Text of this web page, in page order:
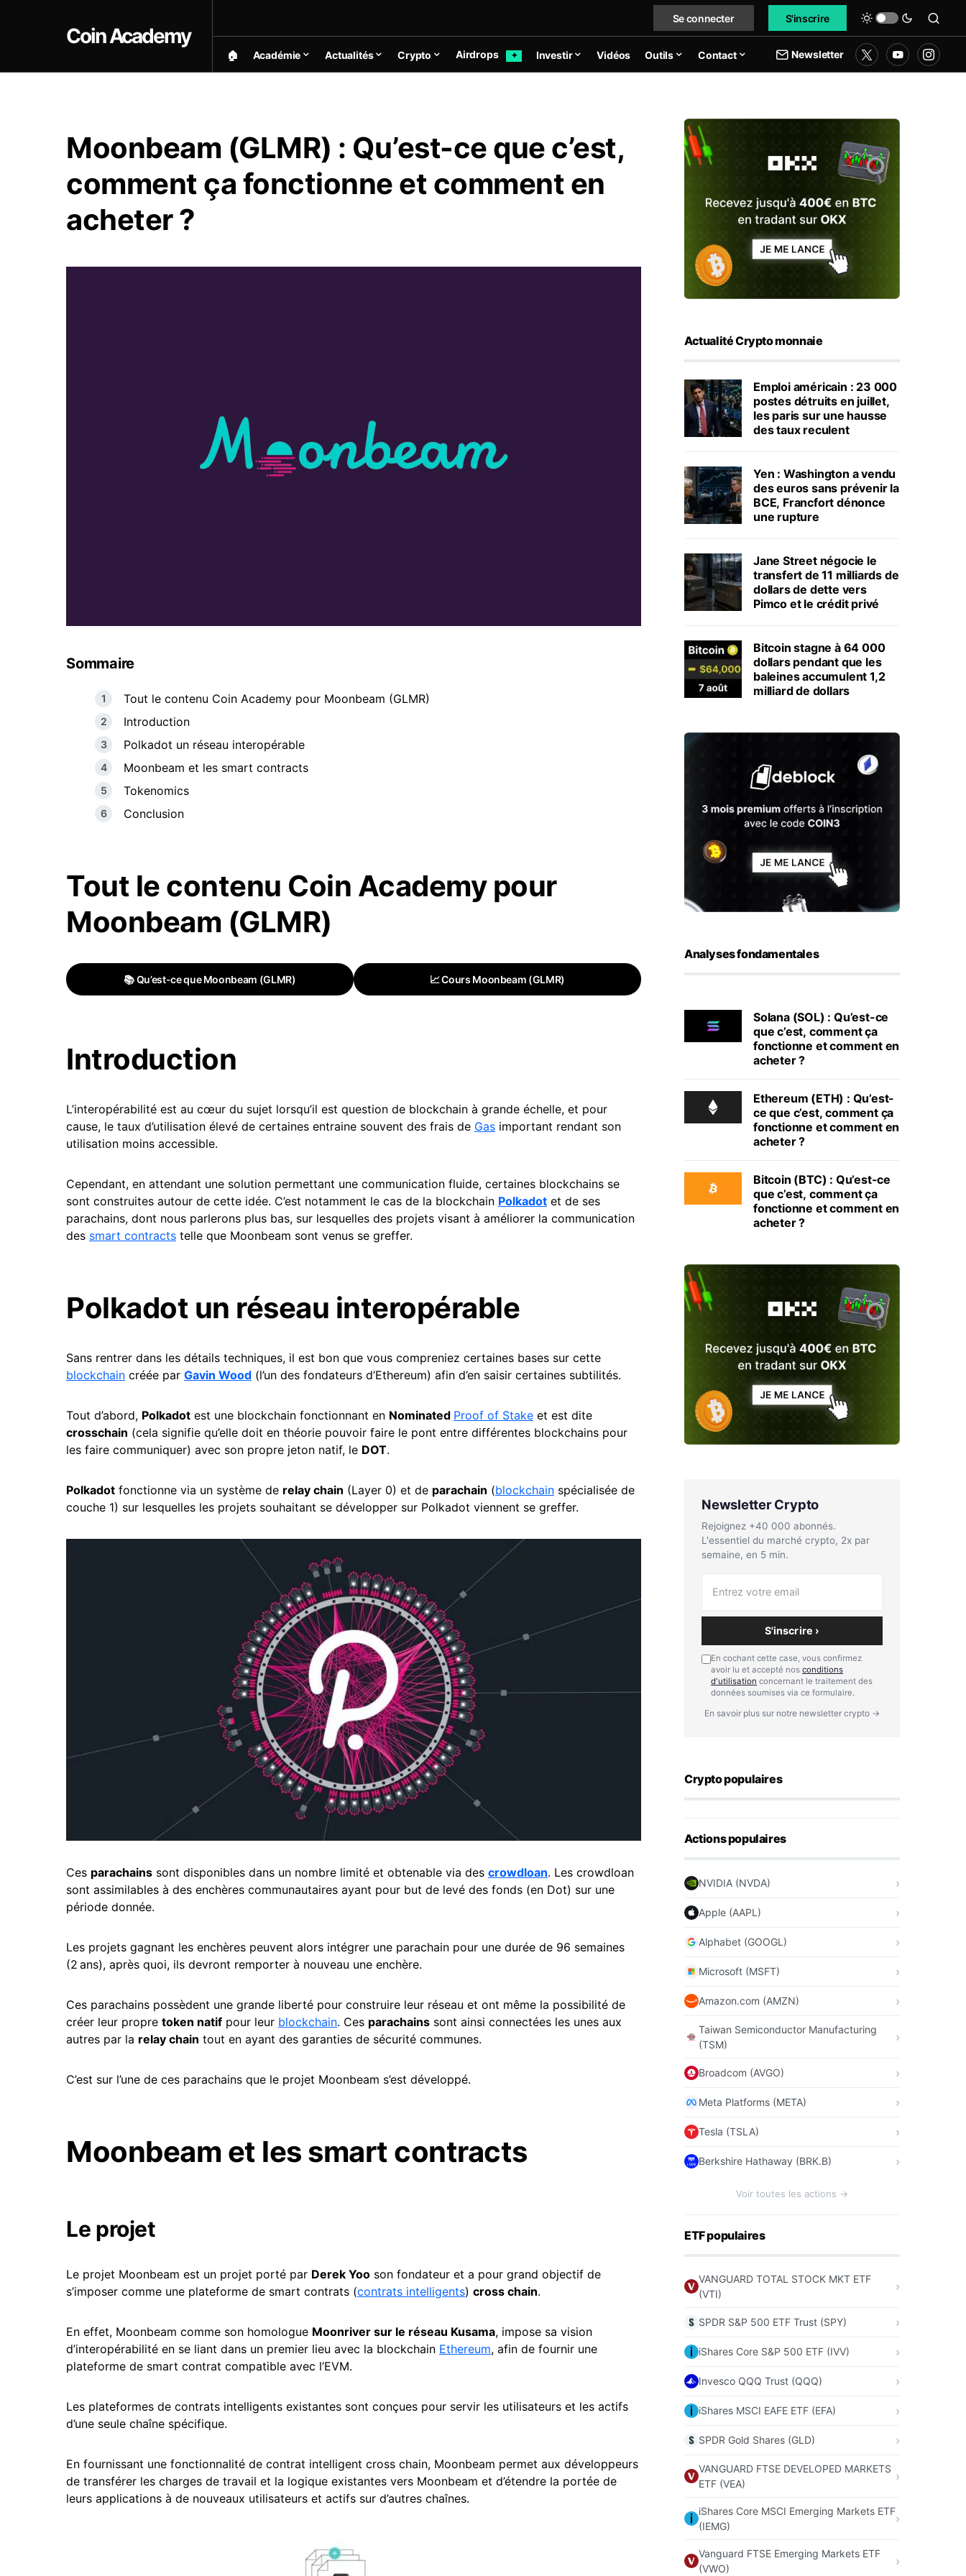
Coin Academy
Se connecter S'inscrire
🏠︎ Académie Actualités Crypto Airdrops ✦ Investir Vidéos Outils Contact Newsletter
Moonbeam (GLMR) : Qu’est-ce que c’est,
comment ça fonctionne et comment en
acheter ?
Sommaire
Tout le contenu Coin Academy pour Moonbeam (GLMR)
Introduction
Polkadot un réseau interopérable
Moonbeam et les smart contracts
Tokenomics
Conclusion
Tout le contenu Coin Academy pour
Moonbeam (GLMR)
📚 Qu’est-ce que Moonbeam (GLMR) 📈 Cours Moonbeam (GLMR)
Introduction
L’interopérabilité est au cœur du sujet lorsqu’il est question de blockchain à grande échelle, et pour
cause, le taux d’utilisation élevé de certaines entraine souvent des frais de Gas important rendant son
utilisation moins accessible.
Cependant, en attendant une solution permettant une communication fluide, certaines blockchains se
sont construites autour de cette idée. C’est notamment le cas de la blockchain Polkadot et de ses
parachains, dont nous parlerons plus bas, sur lesquelles des projets visant à améliorer la communication
des smart contracts telle que Moonbeam sont venus se greffer.
Polkadot un réseau interopérable
Sans rentrer dans les détails techniques, il est bon que vous compreniez certaines bases sur cette
blockchain créée par Gavin Wood (l’un des fondateurs d’Ethereum) afin d’en saisir certaines subtilités.
Tout d’abord, Polkadot est une blockchain fonctionnant en Nominated Proof of Stake et est dite
crosschain (cela signifie qu’elle doit en théorie pouvoir faire le pont entre différentes blockchains pour
les faire communiquer) avec son propre jeton natif, le DOT.
Polkadot fonctionne via un système de relay chain (Layer 0) et de parachain (blockchain spécialisée de
couche 1) sur lesquelles les projets souhaitant se développer sur Polkadot viennent se greffer.
Ces parachains sont disponibles dans un nombre limité et obtenable via des crowdloan. Les crowdloan
sont assimilables à des enchères communautaires ayant pour but de levé des fonds (en Dot) sur une
période donnée.
Les projets gagnant les enchères peuvent alors intégrer une parachain pour une durée de 96 semaines
(2 ans), après quoi, ils devront remporter à nouveau une enchère.
Ces parachains possèdent une grande liberté pour construire leur réseau et ont même la possibilité de
créer leur propre token natif pour leur blockchain. Ces parachains sont ainsi connectées les unes aux
autres par la relay chain tout en ayant des garanties de sécurité communes.
C’est sur l’une de ces parachains que le projet Moonbeam s’est développé.
Moonbeam et les smart contracts
Le projet
Le projet Moonbeam est un projet porté par Derek Yoo son fondateur et a pour grand objectif de
s’imposer comme une plateforme de smart contrats (contrats intelligents) cross chain.
En effet, Moonbeam comme son homologue Moonriver sur le réseau Kusama, impose sa vision
d’interopérabilité en se liant dans un premier lieu avec la blockchain Ethereum, afin de fournir une
plateforme de smart contrat compatible avec l’EVM.
Les plateformes de contrats intelligents existantes sont conçues pour servir les utilisateurs et les actifs
d’une seule chaîne spécifique.
En fournissant une fonctionnalité de contrat intelligent cross chain, Moonbeam permet aux développeurs
de transférer les charges de travail et la logique existantes vers Moonbeam et d’étendre la portée de
leurs applications à de nouveaux utilisateurs et actifs sur d’autres chaînes.
Actualité Crypto monnaie
Emploi américain : 23 000
postes détruits en juillet,
les paris sur une hausse
des taux reculent
Yen : Washington a vendu
des euros sans prévenir la
BCE, Francfort dénonce
une rupture
Jane Street négocie le
transfert de 11 milliards de
dollars de dette vers
Pimco et le crédit privé
Bitcoin stagne à 64 000
dollars pendant que les
baleines accumulent 1,2
milliard de dollars
Analyses fondamentales
Solana (SOL) : Qu’est-ce
que c’est, comment ça
fonctionne et comment en
acheter ?
Ethereum (ETH) : Qu’est-
ce que c’est, comment ça
fonctionne et comment en
acheter ?
Bitcoin (BTC) : Qu’est-ce
que c’est, comment ça
fonctionne et comment en
acheter ?
Newsletter Crypto
Rejoignez +40 000 abonnés.
L'essentiel du marché crypto, 2x par
semaine, en 5 min.
S'inscrire ›
En cochant cette case, vous confirmez
avoir lu et accepté nos conditions
d'utilisation concernant le traitement des
données soumises via ce formulaire.
En savoir plus sur notre newsletter crypto →
Crypto populaires
Actions populaires
NVIDIA (NVDA)
Apple (AAPL)
Alphabet (GOOGL)
Microsoft (MSFT)
Amazon.com (AMZN)
Taiwan Semiconductor Manufacturing
(TSM)
Broadcom (AVGO)
Meta Platforms (META)
Tesla (TSLA)
Berkshire Hathaway (BRK.B)
Voir toutes les actions →
ETF populaires
VANGUARD TOTAL STOCK MKT ETF
(VTI)
SPDR S&P 500 ETF Trust (SPY)
iShares Core S&P 500 ETF (IVV)
Invesco QQQ Trust (QQQ)
iShares MSCI EAFE ETF (EFA)
SPDR Gold Shares (GLD)
VANGUARD FTSE DEVELOPED MARKETS
ETF (VEA)
iShares Core MSCI Emerging Markets ETF
(IEMG)
Vanguard FTSE Emerging Markets ETF
(VWO)